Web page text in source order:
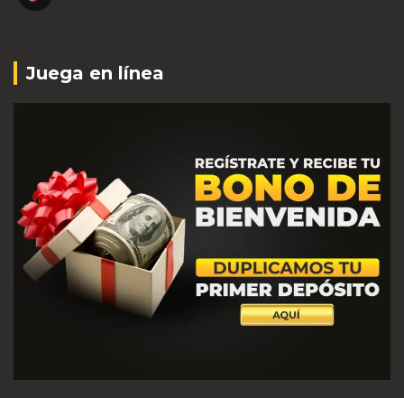
Juega en línea